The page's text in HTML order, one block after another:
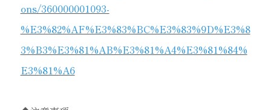
ons/360000001093-
%E3%82%AF%E3%83%BC%E3%83%9D%E3%8
3%B3%E3%81%AB%E3%81%A4%E3%81%84%
E3%81%A6